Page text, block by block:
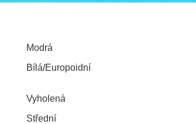
Modrá
Bílá/Europoidní
Vyholená
Střední